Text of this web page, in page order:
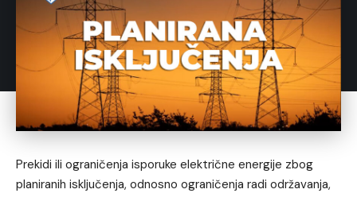
Prekidi ili ograničenja isporuke električne energije zbog
planiranih isključenja, odnosno ograničenja radi održavanja,